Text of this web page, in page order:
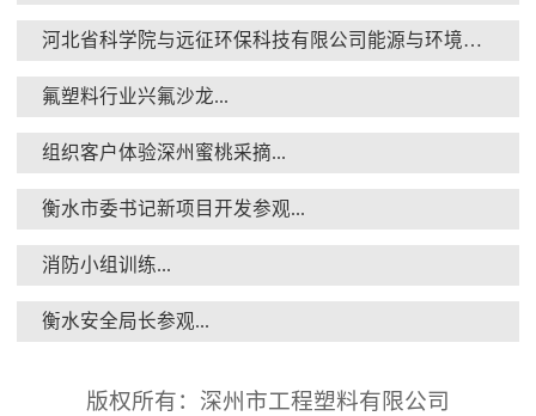
消防小组训练... 河北省科学院与远征环保科技有限公司能源与环境新材料成果转化基地签约暨揭牌仪式...
氟塑料行业兴氟沙龙...
组织客户体验深州蜜桃采摘...
衡水市委书记新项目开发参观...
消防小组训练...
衡水安全局长参观...
版权所有：深州市工程塑料有限公司